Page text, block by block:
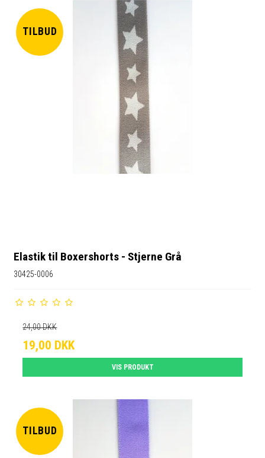
TILBUD
Elastik til Boxershorts - Stjerne Grå
30425-0006
24,00 DKK
19,00 DKK
VIS PRODUKT
TILBUD